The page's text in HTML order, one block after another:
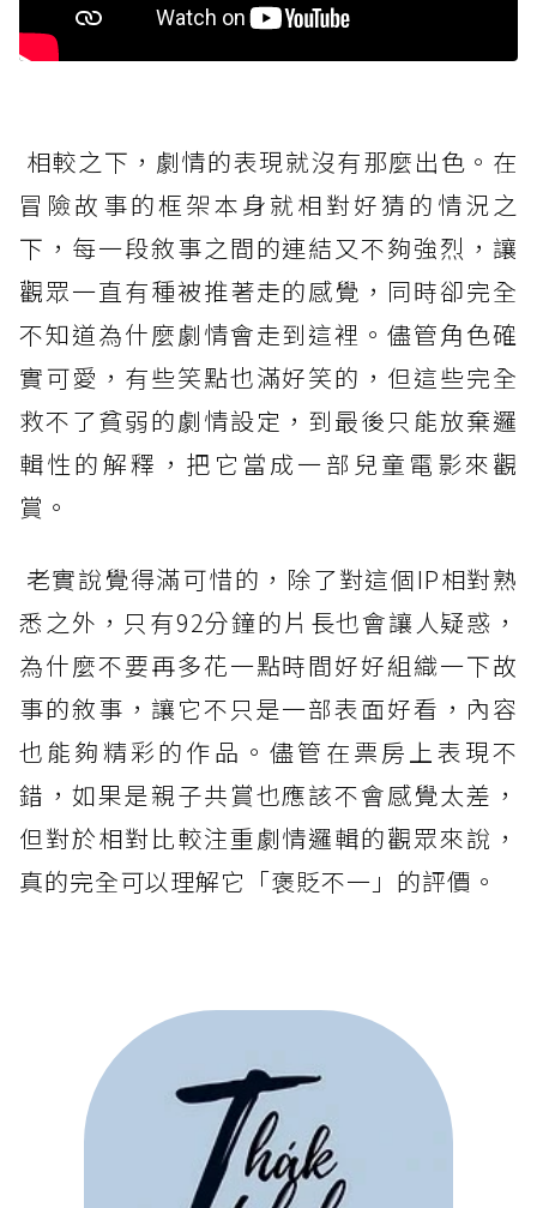
相較之下，劇情的表現就沒有那麼出色。在
冒險故事的框架本身就相對好猜的情況之
下，每一段敘事之間的連結又不夠強烈，讓
觀眾一直有種被推著走的感覺，同時卻完全
不知道為什麼劇情會走到這裡。儘管角色確
實可愛，有些笑點也滿好笑的，但這些完全
救不了貧弱的劇情設定，到最後只能放棄邏
輯性的解釋，把它當成一部兒童電影來觀
賞。
老實說覺得滿可惜的，除了對這個IP相對熟
悉之外，只有92分鐘的片長也會讓人疑惑，
為什麼不要再多花一點時間好好組織一下故
事的敘事，讓它不只是一部表面好看，內容
也能夠精彩的作品。儘管在票房上表現不
錯，如果是親子共賞也應該不會感覺太差，
但對於相對比較注重劇情邏輯的觀眾來說，
真的完全可以理解它「褒貶不一」的評價。